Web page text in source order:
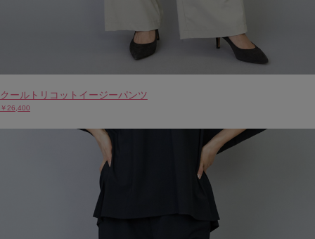
クールトリコットイージーパンツ
￥26,400